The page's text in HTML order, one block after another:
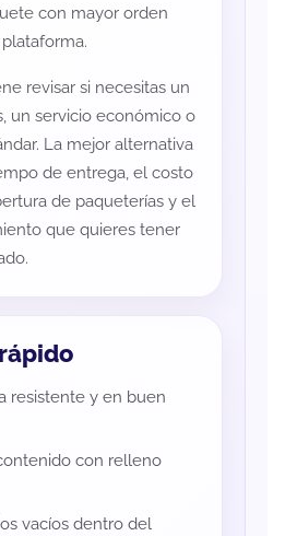
con mayor orden
revisar si necesitas un
un servicio económico o
La mejor alternativa
de entrega, el costo
de paqueterías y el
que quieres tener
resistente y en buen
con relleno
vacíos dentro del